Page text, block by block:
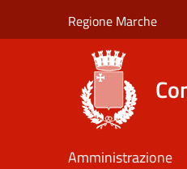
Regione Marche
Amministrazione